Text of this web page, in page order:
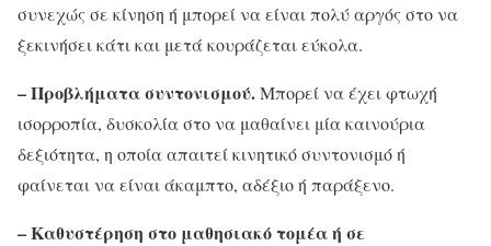
συνεχώς σε κίνηση ή μπορεί να είναι πολύ αργός στο να
ξεκινήσει κάτι και μετά κουράζεται εύκολα.
– Προβλήματα συντονισμού.Μπορεί να έχει φτωχή
ισορροπία, δυσκολία στο να μαθαίνει μία καινούρια
δεξιότητα, η οποία απαιτεί κινητικό συντονισμό ή
φαίνεται να είναι άκαμπτο, αδέξιο ή παράξενο.
– Καθυστέρηση στο μαθησιακό τομέα ή σε